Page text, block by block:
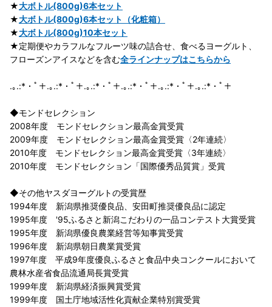
★大ボトル(800g)6本セット
★大ボトル(800g)6本セット（化粧箱）
★大ボトル(800g)10本セット
★定期便やカラフルなフルーツ味の詰合せ、食べるヨーグルト、
フローズンアイスなどを含む全ラインナップはこちらから
.｡.:*・ﾟ＋.｡.:*・ﾟ＋.｡.:*・ﾟ＋.｡.:*・ﾟ＋.｡.:*・ﾟ＋.｡.:*・ﾟ＋
◆モンドセレクション
2008年度 モンドセレクション最高金賞受賞
2009年度 モンドセレクション最高金賞受賞〈2年連続〉
2010年度 モンドセレクション最高金賞受賞〈3年連続〉
2010年度 モンドセレクション「国際優秀品質賞」受賞
◆その他ヤスダヨーグルトの受賞歴
1994年度 新潟県推奨優良品、安田町推奨優良品に認定
1995年度 '95ふるさと新潟こだわりの一品コンテスト大賞受賞
1995年度 新潟県優良農業経営等知事賞受賞
1996年度 新潟県朝日農業賞受賞
1997年度 平成9年度優良ふるさと食品中央コンクールにおいて
農林水産省食品流通局長賞受賞
1999年度 新潟県経済振興賞受賞
1999年度 国土庁地域活性化貢献企業特別賞受賞